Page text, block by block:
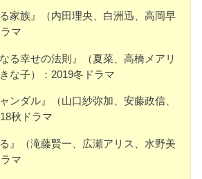
家族』（内田理央、白洲迅、高岡早
マ
る幸せの法則』（夏菜、高橋メアリ
な子）：2019冬ドラマ
ンダル』（山口紗弥加、安藤政信、
秋ドラマ
』（滝藤賢一、広瀬アリス、水野美
マ